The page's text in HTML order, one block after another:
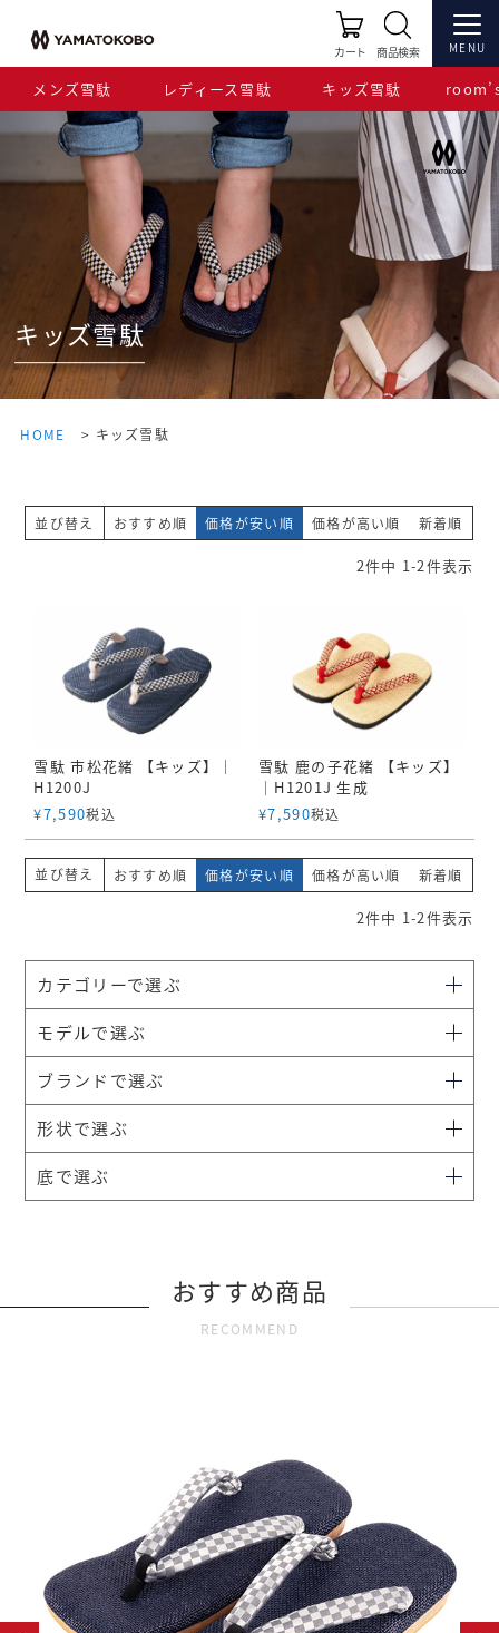
カート 商品検索
メンズ雪駄 レディース雪駄 キッズ雪駄
MENU
キッズ雪駄
HOME キッズ雪駄
並び替え おすすめ順 価格が安い順 価格が高い順 新着順
2件中 1-2件表示
雪駄 市松花緒 【キッズ】｜
H1200J
¥7,590税込
雪駄 鹿の子花緒 【キッズ】
｜H1201J 生成
¥7,590税込
並び替え おすすめ順 価格が安い順 価格が高い順 新着順
2件中 1-2件表示
カテゴリーで選ぶ
モデルで選ぶ
ブランドで選ぶ
形状で選ぶ
底で選ぶ
おすすめ商品
RECOMMEND